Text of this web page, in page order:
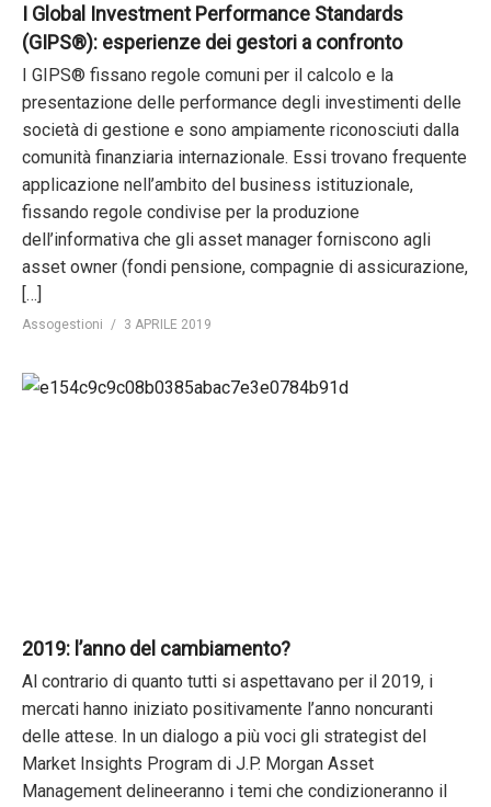
I Global Investment Performance Standards
(GIPS®): esperienze dei gestori a confronto
I GIPS® fissano regole comuni per il calcolo e la
presentazione delle performance degli investimenti delle
società di gestione e sono ampiamente riconosciuti dalla
comunità finanziaria internazionale. Essi trovano frequente
applicazione nell’ambito del business istituzionale,
fissando regole condivise per la produzione
dell’informativa che gli asset manager forniscono agli
asset owner (fondi pensione, compagnie di assicurazione,
[…]
Assogestioni 3 APRILE 2019
2019: l’anno del cambiamento?
Al contrario di quanto tutti si aspettavano per il 2019, i
mercati hanno iniziato positivamente l’anno noncuranti
delle attese. In un dialogo a più voci gli strategist del
Market Insights Program di J.P. Morgan Asset
Management delineeranno i temi che condizioneranno il